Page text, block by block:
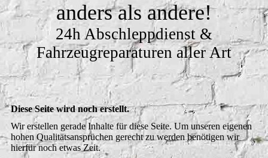
anders als andere!
24h Abschleppdienst &
Fahrzeugreparaturen aller Art
Diese Seite wird noch erstellt.
Wir erstellen gerade Inhalte für diese Seite. Um unseren eigenen
hohen Qualitätsansprüchen gerecht zu werden benötigen wir
hierfür noch etwas Zeit.